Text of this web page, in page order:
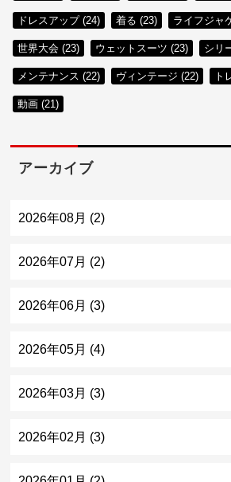
ドレスアップ (24) 着る (23) ライフジャ
世界大会 (23) ウェットスーツ (23) シリ
メンテナンス (22) ヴィンテージ (22) ト
動画 (21)
アーカイブ
2026年08月 (2)
2026年07月 (2)
2026年06月 (3)
2026年05月 (4)
2026年03月 (3)
2026年02月 (3)